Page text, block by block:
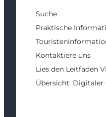
Suche
Praktische
Kontaktiere uns
Lies den Leitfaden
Übersicht: Digitaler